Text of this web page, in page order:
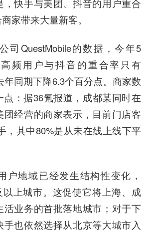
，快手与美团、抖音的用户重合
家带来大量新客。
司QuestMobile的数据，今年5
频用户与抖音的重合率只有
年同期下降6.3个百分点。商家数
：据36氪报道，成都某同时在
团经营的商家表示，目前门店客
，其中80%是从未在线上线下平
户地域已经发生结构性变化，
以上城市。这促使它将上海、成
活业务的首批落地城市；对于下
也依然选择从北京等大城市入